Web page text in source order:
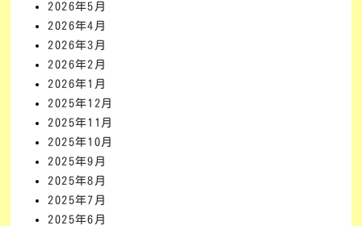
2026年5月
2026年4月
2026年3月
2026年2月
2026年1月
2025年12月
2025年11月
2025年10月
2025年9月
2025年8月
2025年7月
2025年6月